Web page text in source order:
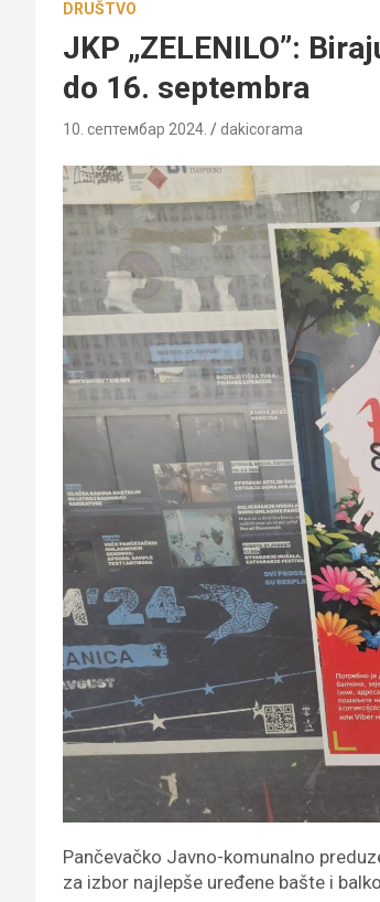
DRUŠTVO
JKP „ZELENILO”:
do 16. septembra
10. септембар 2024. dakicorama
Pančevačko Javno-komunalno
za izbor najlepše uređene bašte i